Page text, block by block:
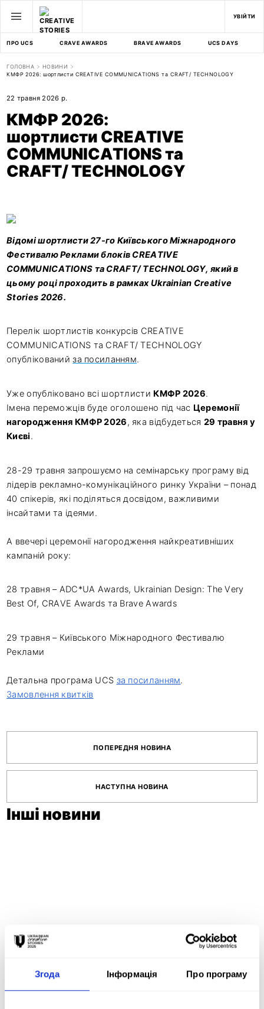
Згода Інформація Про програму
УВІЙТИ
ПРО UCS CRAVE AWARDS BRAVE AWARDS UCS DAYS
ГОЛОВНА
НОВИНИ
КМФР 2026: шортлисти CREATIVE COMMUNICATIONS та CRAFT/ TECHNOLOGY
КМФР 2026:
шортлисти CREATIVE
COMMUNICATIONS та
CRAFT/ TECHNOLOGY
22 травня 2026 р.
Відомі шортлисти 27-го Київського Міжнародного
Фестивалю Реклами блоків CREATIVE
COMMUNICATIONS та CRAFT/ TECHNOLOGY, який в
цьому році проходить в рамках Ukrainian Creative
Stories 2026.
Перелік шортлистів конкурсів CREATIVE
COMMUNICATIONS та CRAFT/ TECHNOLOGY
опублікованийза посиланням.
Уже опубліковано всі шортлисти КМФР 2026.
Імена переможців буде оголошено під час Церемонії
нагородження КМФР 2026, яка відбудеться 29 травня у
Києві.
28-29 травня запрошуємо на семінарську програму від
лідерів рекламно-комунікаційного ринку України – понад
40 спікерів, які поділяться досвідом, важливими
інсайтами та ідеями.
А ввечері церемонії нагородження найкреативніших
кампаній року:
28 травня – ADC*UA Awards, Ukrainian Design: The Very
Best Of, CRAVE Awards та Brave Awards
29 травня – Київського Міжнародного Фестивалю
Реклами
Детальна програма UCS за посиланням.
Замовлення квитків
ПОПЕРЕДНЯ НОВИНА
НАСТУПНА НОВИНА
Інші новини
AWARDS 2026
02 червня 2026